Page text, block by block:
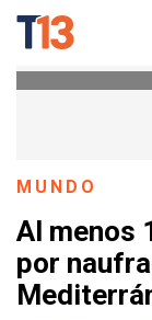
MUNDO
Al menos
por